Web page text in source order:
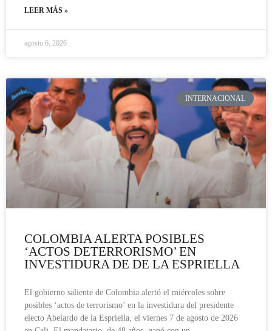
LEER MÁS »
agosto 6, 2026
INTERNACIONAL
COLOMBIA ALERTA POSIBLES
‘ACTOS DETERRORISMO’ EN
INVESTIDURA DE DE LA ESPRIELLA
El gobierno saliente de Colombia alertó el miércoles sobre
posibles ‘actos de terrorismo’ en la investidura del presidente
electo Abelardo de la Espriella, el viernes 7 de agosto de 2026